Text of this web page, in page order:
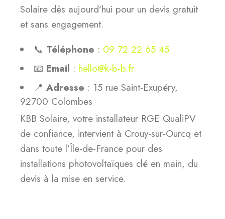
Solaire dès aujourd’hui pour un devis gratuit
et sans engagement.
📞 Téléphone : 09 72 22 65 45
📧 Email : hello@k-b-b.fr
📍 Adresse : 15 rue Saint-Exupéry,
92700 Colombes
KBB Solaire, votre installateur RGE QualiPV
de confiance, intervient à Crouy-sur-Ourcq et
dans toute l’Île-de-France pour des
installations photovoltaïques clé en main, du
devis à la mise en service.